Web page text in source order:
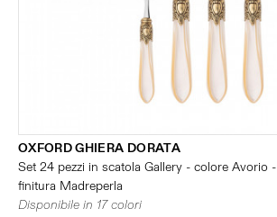
OXFORD GHIERA DORATA
Set 24 pezzi in scatola Gallery - colore Avorio -
finitura Madreperla
Disponibile in 17 colori